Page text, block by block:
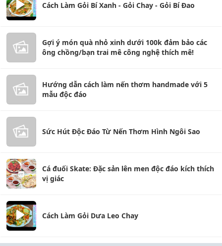
Cách Làm Gỏi Bí Xanh - Gỏi Chay - Gỏi Bí Đao
Gợi ý món quà nhỏ xinh dưới 100k đảm bảo các
ông chồng/bạn trai mê công nghệ thích mê!
Hướng dẫn cách làm nến thơm handmade với 5
mẫu độc đáo
Sức Hút Độc Đáo Từ Nến Thơm Hình Ngôi Sao
Cá đuối Skate: Đặc sản lên men độc đáo kích thích
vị giác
Cách Làm Gỏi Dưa Leo Chay